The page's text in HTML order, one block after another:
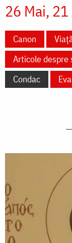
26 Mai 21
Canon
Articole despre
Condac